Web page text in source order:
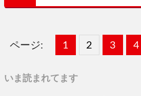
ページ:
固
1 ,
固
2 ,
固
3 ,
固
4
いま読まれてます